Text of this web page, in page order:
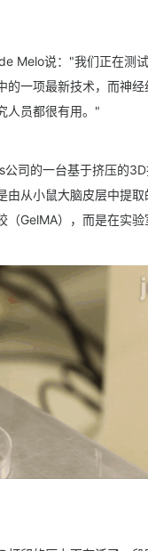
Melo说："我们正在测
一项最新技术，而神
人员都很有用。"
司的一台基于挤压的
由从小鼠大脑皮层中提
GelMA），而是在实验